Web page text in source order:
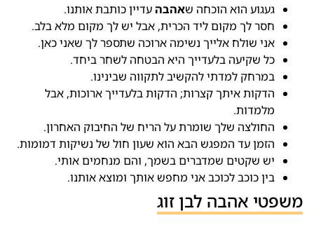
געגוע הוא הוכחה שאהבה עדיין כותבת אותנו.
חסר לך מקום ליד הכרית, אבל יש לך מקום מלא בלב.
אני שולח אלייך נשימה ארוכה שתספר לך שאני כאן.
כל שקיעה בלעדייך היא הבטחה לשחר ביחד.
במרחק למדתי להקשיב לתקווה שבינינו.
הדקות איתך קצרות; הדקות בלעדייך ארוכות, אבל
מלמדות.
החולצה שלך שומרת על הריח של החיבוק האחרון.
הזמן עד המפגש הבא הוא שעון חול של נשיקות דמומות.
יש שקטים שמדברים בשמך, והם מנחמים אותי.
בין כוכב לכוכב אני מחפש אותך ומוצא אותנו.
משפטי אהבה לבן זוג